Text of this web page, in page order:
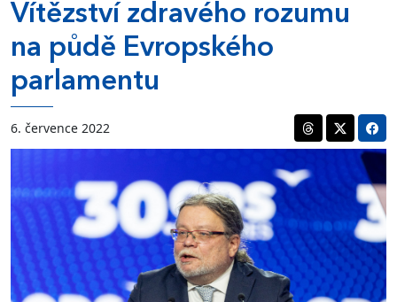
Vítězství zdravého rozumu
na půdě Evropského
parlamentu
6. července 2022